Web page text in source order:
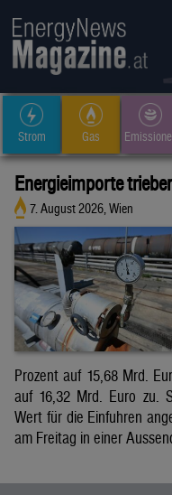
Strom Gas
Energieimporte
7. August 2026, Wien
Prozent auf 15,68 Mrd.
auf 16,32 Mrd. Euro zu.
Wert für die Einfuhren
am Freitag in einer